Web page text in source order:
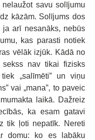
savu solījumu
kāzām. Solījums dos
arī nesanāks, nebūs
kas parasti notiek
vēlāk izjūk. Kādā no
sekss nav tikai fizisks
„salīmēti” un viņu
vai „mana”, to paveic
laikā. Dažreiz
ka esam gatavi
tik ļoti nepatīk. Nereti
domu: ko es labāku